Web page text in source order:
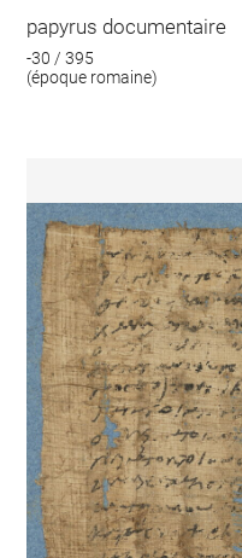
papyrus documentaire
-30 / 395
(époque romaine)